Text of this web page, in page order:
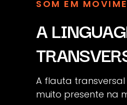
SOM EM
A
A flauta transversal
muito presente na